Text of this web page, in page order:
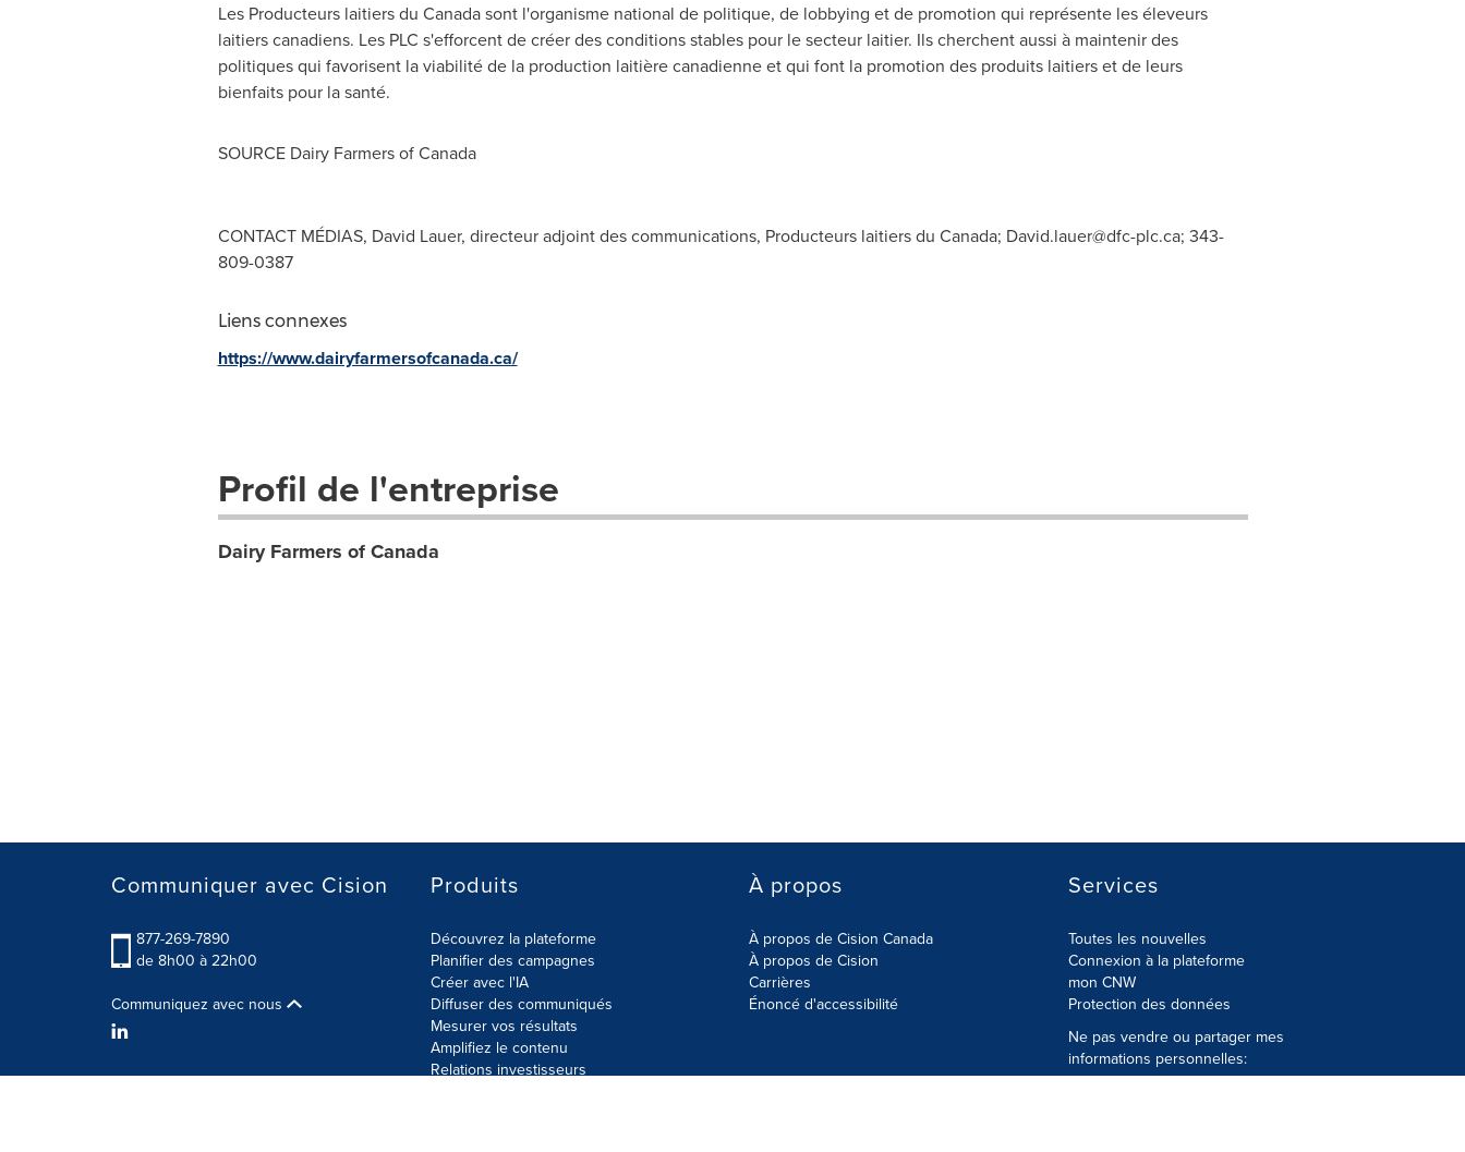
Les Producteurs laitiers du Canadasont l'organisme national de politique, de lobbying et de promotion qui représente les éleveurs
laitiers canadiens. Les PLC s'efforcent de créer des conditions stables pour le secteur laitier. Ils cherchent aussi à maintenir des
politiques qui favorisent la viabilité de la production laitière canadienne et qui font la promotion des produits laitiers et de leurs
bienfaits pour la santé.
SOURCE Dairy Farmers ofCanada
CONTACT MÉDIAS, David Lauer, directeur adjoint des communications, Producteurs laitiers du Canada; David.lauer@dfc-plc.ca; 343-
809-0387
Liens connexes
https://www.dairyfarmersofcanada.ca/
Profil de l'entreprise
Dairy Farmers of Canada
Communiquer avec Cision
877-269-7890
de 8h00 à 22h00
Communiquez avec nous
Produits
Découvrez la plateforme
Planifier des campagnes
Créer avec l'IA
Diffuser des communiqués
Mesurer vos résultats
Amplifiez le contenu
Relations investisseurs
À propos
À propos de Cision Canada
À propos de Cision
Carrières
Énoncé d'accessibilité
Services
Toutes les nouvelles
Connexion à la plateforme
mon CNW
Protection des données
Ne pas vendre ou partager mes
informations personnelles: